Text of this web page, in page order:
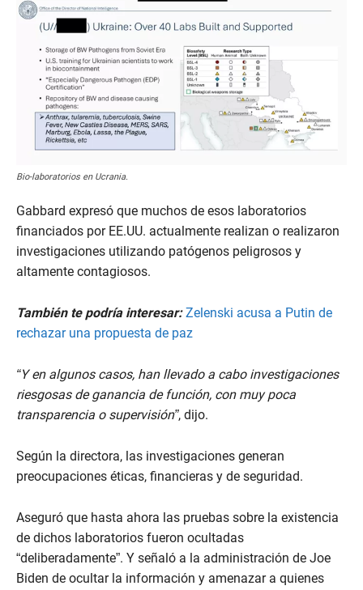
Bio-laboratorios en Ucrania.
Gabbard expresó que muchos de esos laboratorios
financiados por EE.UU. actualmente realizan o realizaron
investigaciones utilizando patógenos peligrosos y
altamente contagiosos.
También te podría interesar: Zelenski acusa a Putin de
rechazar una propuesta de paz
“Y en algunos casos, han llevado a cabo investigaciones
riesgosas de ganancia de función, con muy poca
transparencia o supervisión”, dijo.
Según la directora, las investigaciones generan
preocupaciones éticas, financieras y de seguridad.
Aseguró que hasta ahora las pruebas sobre la existencia
de dichos laboratorios fueron ocultadas
“deliberadamente”. Y señaló a la administración de Joe
Biden de ocultar la información y amenazar a quienes